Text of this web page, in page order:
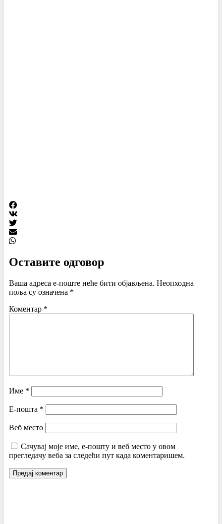
Оставите одговор
Ваша адреса е-поште неће бити објављена. Неопходна
поља су означена *
Коментар *
Име *
Е-пошта *
Веб место
Сачувај моје име, е-пошту и веб место у овом
прегледачу веба за следећи пут када коментаришем.